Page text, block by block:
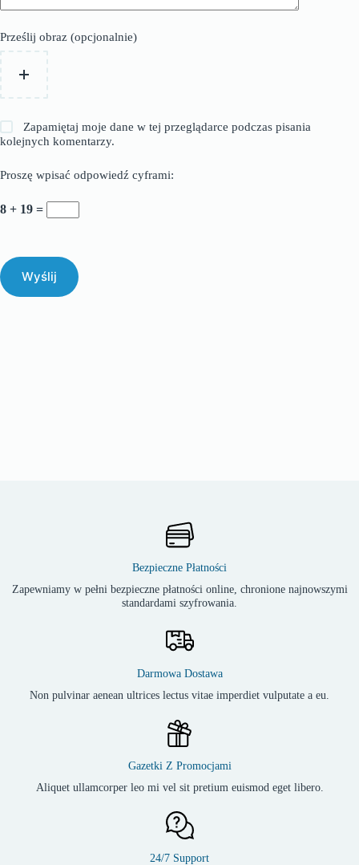
Prześlij obraz (opcjonalnie)
Zapamiętaj moje dane w tej przeglądarce podczas pisania
kolejnych komentarzy.
Proszę wpisać odpowiedź cyframi:
8 + 19 =
Wyślij
Bezpieczne Płatności
Zapewniamy w pełni bezpieczne płatności online, chronione najnowszymi
standardami szyfrowania.
Darmowa Dostawa
Non pulvinar aenean ultrices lectus vitae imperdiet vulputate a eu.
Gazetki Z Promocjami
Aliquet ullamcorper leo mi vel sit pretium euismod eget libero.
24/7 Support